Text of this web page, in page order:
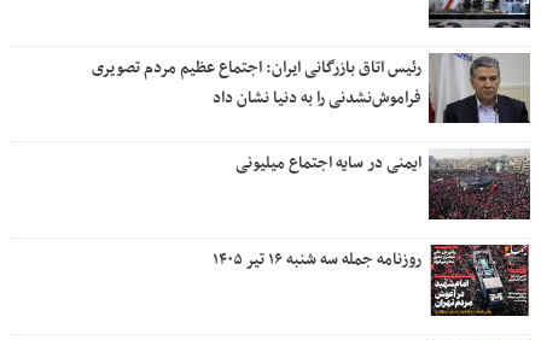
رئیس اتاق بازرگانی ایران: اجتماع عظیم مردم تصویری
فراموش‌نشدنی را به دنیا نشان داد
ایمنی در سایه اجتماع میلیونی
روزنامه جمله سه شنبه ۱۶ تیر ۱۴۰۵